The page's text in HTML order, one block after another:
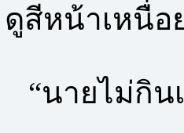
ดูสีหน้าเหนื่อ
“นายไม่กิน